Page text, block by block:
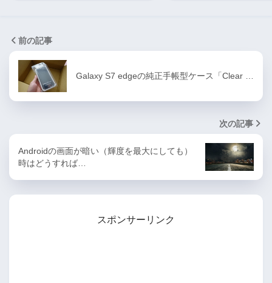
前の記事
Galaxy S7 edgeの純正手帳型ケース「Clear …
次の記事
Androidの画面が暗い（輝度を最大にしても）
時はどうすれば…
スポンサーリンク